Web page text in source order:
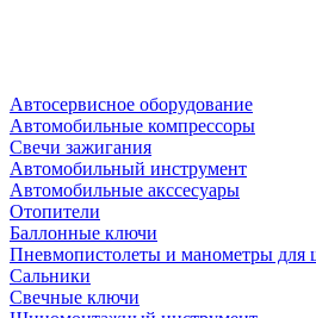
Автосервисное оборудование
Автомобильные компрессоры
Свечи зажигания
Автомобильный инструмент
Автомобильные акссесуары
Отопители
Баллонные ключи
Пневмопистолеты и манометры для
Сальники
Свечные ключи